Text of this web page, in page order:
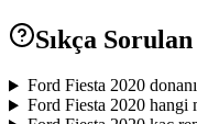
Sıkça
Ford Fiesta 2020
Ford Fiesta 2020 hangi